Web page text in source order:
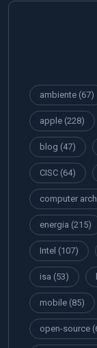
ambiente (67)
apple (228)
blog (47)
CISC (64)
computer
energia (215)
Intel (107)
isa (53)
mobile (85)
open-source